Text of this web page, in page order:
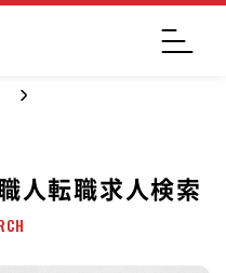
人転職求人検索